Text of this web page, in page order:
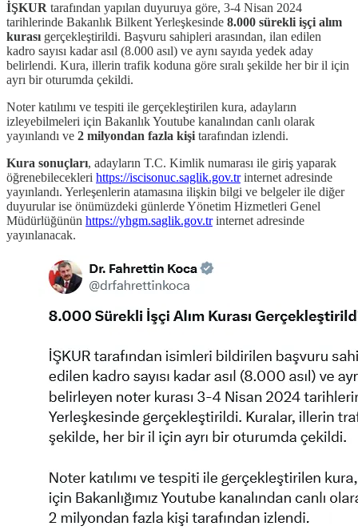
İŞKUR tarafından yapılan duyuruya göre, 3-4 Nisan 2024
tarihlerinde Bakanlık Bilkent Yerleşkesinde 8.000 sürekli işçi alım
kurası gerçekleştirildi. Başvuru sahipleri arasından, ilan edilen
kadro sayısı kadar asıl (8.000 asıl) ve aynı sayıda yedek aday
belirlendi. Kura, illerin trafik koduna göre sıralı şekilde her bir il için
ayrı bir oturumda çekildi.
Noter katılımı ve tespiti ile gerçekleştirilen kura, adayların
izleyebilmeleri için Bakanlık Youtube kanalından canlı olarak
yayınlandı ve 2 milyondan fazla kişi tarafından izlendi.
Kura sonuçları, adayların T.C. Kimlik numarası ile giriş yaparak
öğrenebilecekleri https://iscisonuc.saglik.gov.trinternet adresinde
yayınlandı. Yerleşenlerin atamasına ilişkin bilgi ve belgeler ile diğer
duyurular ise önümüzdeki günlerde Yönetim Hizmetleri Genel
Müdürlüğünün https://yhgm.saglik.gov.trinternet adresinde
yayınlanacak.